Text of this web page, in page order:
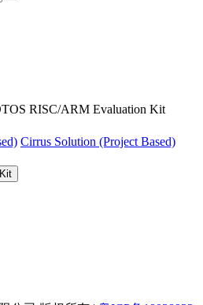
RISC/ARM Evaluation Kit
Cirrus Solution (Project Based)